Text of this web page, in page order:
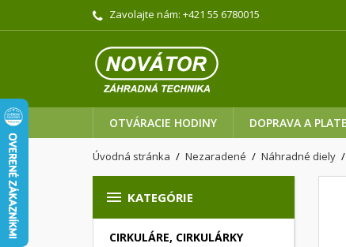
Zavolajte nám: +421 55 6780015
OTVÁRACIE HODINY DOPRAVA A
Úvodná stránka Nezaradené Náhradné diely
 KATEGÓRIE
CIRKULÁRE, CIRKULÁRKY